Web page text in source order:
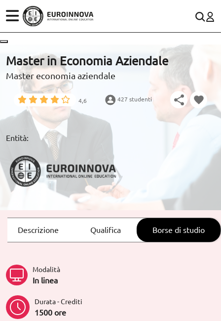
STUDI
SCOPRI EUROINNOVA
RISORSE EDUCATIVE
ARTICOLI
WhatsApp
Rete fissa:
Master in Economia Aziendale
Master economia aziendale
4,6 427 studenti
Entità:
Descrizione Qualifica Borse di studio
Modalità
In linea
Durata - Crediti
1500 ore